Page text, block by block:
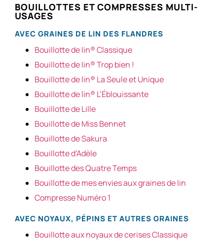
BOUILLOTTES ET COMPRESSES MULTI-
USAGES
AVEC GRAINES DE LIN DES FLANDRES
Bouillotte de lin® Classique
Bouillotte de lin® Trop bien !
Bouillotte de lin® La Seule et Unique
Bouillotte de lin® L’Éblouissante
Bouillotte de Lille
Bouillotte de Miss Bennet
Bouillotte de Sakura
Bouillotte d’Adèle
Bouillotte des Quatre Temps
Bouillotte de mes envies aux graines de lin
Compresse Numéro 1
AVEC NOYAUX, PÉPINS ET AUTRES GRAINES
Bouillotte aux noyaux de cerises Classique